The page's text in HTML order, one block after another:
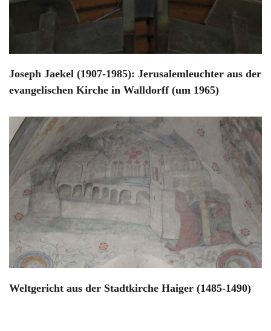
Joseph Jaekel (1907-1985): Jerusalemleuchter aus der
evangelischen Kirche in Walldorff (um 1965)
Weltgericht aus der Stadtkirche Haiger (1485-1490)